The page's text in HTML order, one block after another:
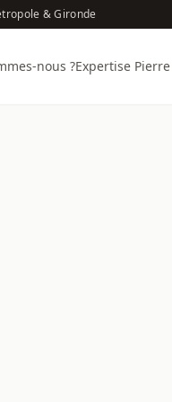
& Gironde
nous ?Expertise Pierre